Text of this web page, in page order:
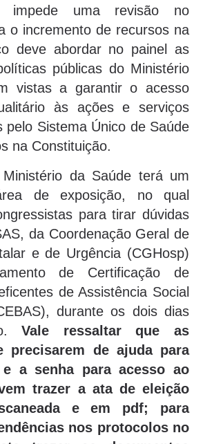
uma revisão no
o incremento de recursos na
deve abordar no painel as
públicas do Ministério
vistas a garantir o acesso
às ações e serviços
pelo Sistema Único de Saúde
na Constituição.
da Saúde terá um
de exposição, no qual
para tirar dúvidas
da Coordenação Geral de
e de Urgência (CGHosp)
de Certificação de
de Assistência Social
durante os dois dias
Vale ressaltar que as
precisarem de ajuda para
a senha para acesso ao
trazer a ata de eleição
e em pdf; para
nos protocolos no